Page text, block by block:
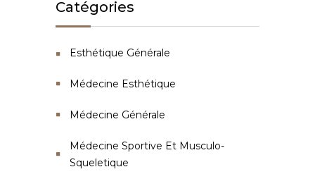
Catégories
Esthétique Générale
Médecine Esthétique
Médecine Générale
Médecine Sportive Et Musculo-
Squeletique